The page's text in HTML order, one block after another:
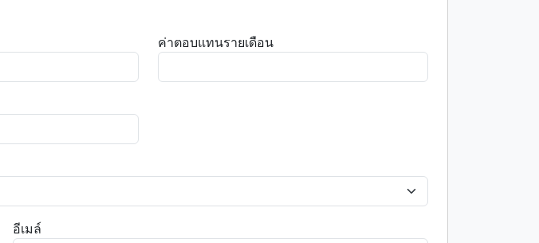
ค่าตอบแทนรายเดือน
อีเมล์